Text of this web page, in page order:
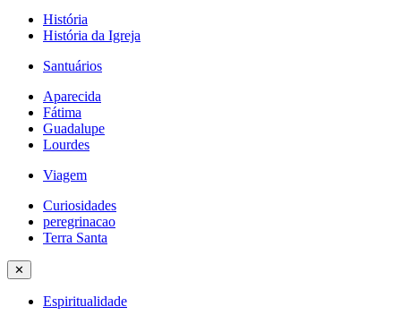
História
História da Igreja
Santuários
Aparecida
Fátima
Guadalupe
Lourdes
Viagem
Curiosidades
peregrinacao
Terra Santa
✕
Espiritualidade